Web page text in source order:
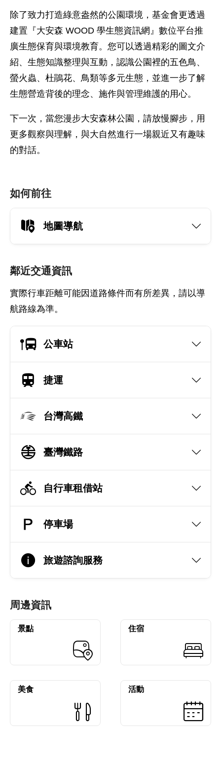
除了致力打造綠意盎然的公園環境，基金會更透過
建置『大安森 WOOD 學生態資訊網』數位平台推
廣生態保育與環境教育。您可以透過精彩的圖文介
紹、生態知識整理與互動，認識公園裡的五色鳥、
螢火蟲、杜鵑花、鳥類等多元生態，並進一步了解
生態營造背後的理念、施作與管理維護的用心。
下一次，當您漫步大安森林公園，請放慢腳步，用
更多觀察與理解，與大自然進行一場親近又有趣味
的對話。
如何前往
地圖導航
鄰近交通資訊
實際行車距離可能因道路條件而有所差異，請以導
航路線為準。
公車站
捷運
台灣高鐵
臺灣鐵路
自行車租借站
停車場
旅遊諮詢服務
周邊資訊
景點 住宿
美食 活動